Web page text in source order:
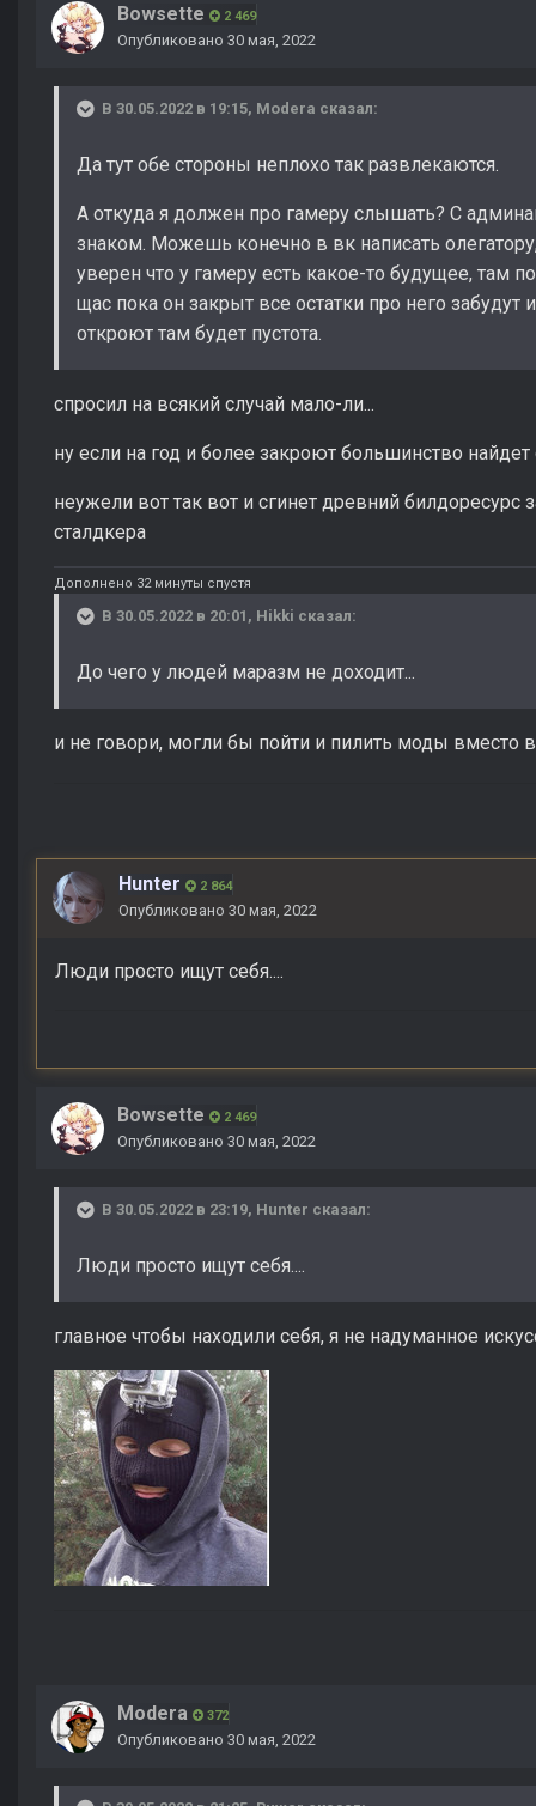
Bowsette 2 469
Опубликовано 30 мая, 2022
В 30.05.2022 в 19:15, Modera сказал:
Да тут обе стороны неплохо так развлекаются.
А откуда я должен про гамеру слышать? С
знаком. Можешь конечно в вк написать
уверен что у гамеру есть какое-то будущее, там
щас пока он закрыт все остатки про него забудут
откроют там будет пустота.
спросил на всякий случай мало-ли...
ну если на год и более закроют большинство
неужели вот так вот и сгинет древний
сталдкера
Дополнено 32 минуты спустя
В 30.05.2022 в 20:01, Hikki сказал:
До чего у людей маразм не доходит...
и не говори, могли бы пойти и пилить моды вместо
Hunter 2 864
Опубликовано 30 мая, 2022
Люди просто ищут себя....
Bowsette 2 469
Опубликовано 30 мая, 2022
В 30.05.2022 в 23:19, Hunter сказал:
Люди просто ищут себя....
главное чтобы находили себя, я не надуманное
Modera 372
Опубликовано 30 мая, 2022